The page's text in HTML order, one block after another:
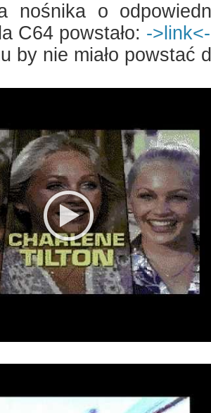
nośnika o
C64 powstało: ->link<-
by nie miało powstać